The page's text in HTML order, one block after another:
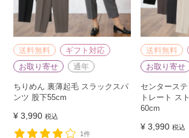
送料無料
ギフト対応
お取り寄せ
通年
ちりめん 裏薄起毛 スラックスパ
ンツ 股下55cm
¥ 3,990 税込
1件
送料無料
お取り寄せ
センタース
トレート ス
60cm
¥ 3,990 税込